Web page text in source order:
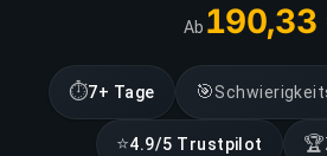
Ab 190,33
⏱7+ Tage 🎯
⭐4.9/5 Trustpilot 🏆